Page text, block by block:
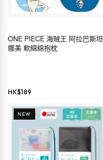
ONE PIECE 海賊王 阿拉巴斯坦
娜美 軟綿綿抱枕
HK$189
NEW